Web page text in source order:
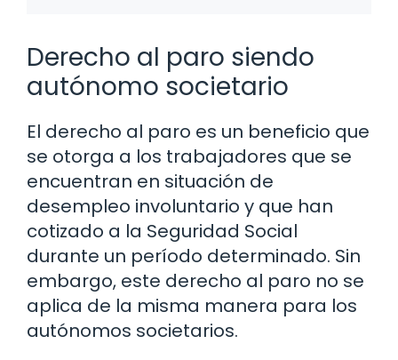
Derecho al paro siendo
autónomo societario
El derecho al paro es un beneficio que
se otorga a los trabajadores que se
encuentran en situación de
desempleo involuntario y que han
cotizado a la Seguridad Social
durante un período determinado. Sin
embargo, este derecho al paro no se
aplica de la misma manera para los
autónomos societarios.